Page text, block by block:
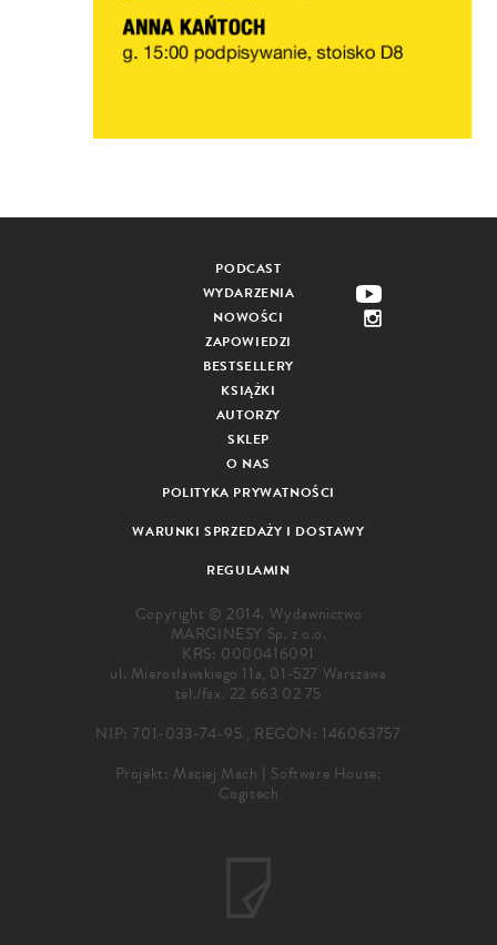
PODCAST
WYDARZENIA
NOWOŚCI
ZAPOWIEDZI
BESTSELLERY
KSIĄŻKI
AUTORZY
SKLEP
O NAS
POLITYKA PRYWATNOŚCI
WARUNKI SPRZEDAŻY I DOSTAWY
REGULAMIN
Copyright © 2014. Wydawnictwo
MARGINESY Sp. z o.o.
KRS: 0000416091
ul. Mierosławskiego 11a, 01-527 Warszawa
tel./fax. 22 663 02 75
NIP: 701-033-74-95 , REGON: 146063757
Projekt: Maciej Mach | Software House:
Cogitech